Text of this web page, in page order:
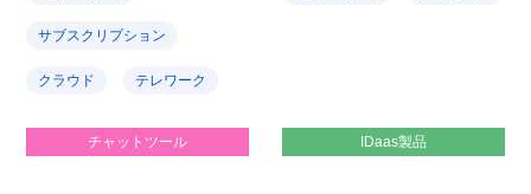
サブスクリプション
クラウド テレワーク
チャットツール IDaas製品